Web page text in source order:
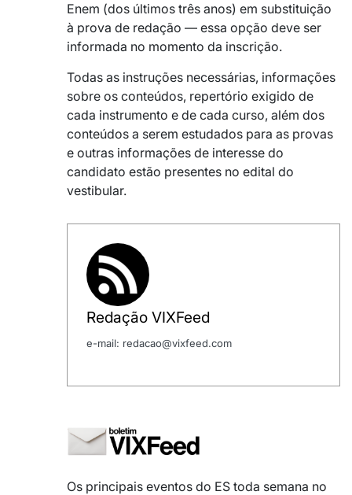
Enem (dos últimos três anos) em substituição
à prova de redação — essa opção deve ser
informada no momento da inscrição.
Todas as instruções necessárias, informações
sobre os conteúdos, repertório exigido de
cada instrumento e de cada curso, além dos
conteúdos a serem estudados para as provas
e outras informações de interesse do
candidato estão presentes no edital do
vestibular.
Redação VIXFeed
e-mail: redacao@vixfeed.com
Os principais eventos do ES toda semana no